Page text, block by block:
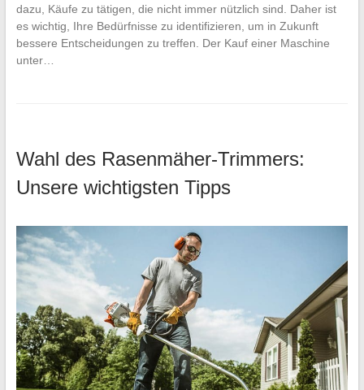
dazu, Käufe zu tätigen, die nicht immer nützlich sind. Daher ist
es wichtig, Ihre Bedürfnisse zu identifizieren, um in Zukunft
bessere Entscheidungen zu treffen. Der Kauf einer Maschine
unter…
Wahl des Rasenmäher-Trimmers:
Unsere wichtigsten Tipps